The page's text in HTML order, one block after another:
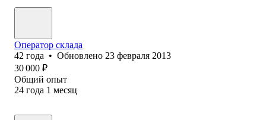
Оператор склада
42 года • Обновлено 23 февраля 2013
30 000 ₽
Общий опыт
24 года 1 месяц